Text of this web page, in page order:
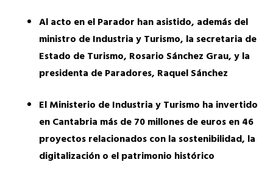
Al acto en el Parador han asistido, además del
ministro de Industria y Turismo, la secretaria de
Estado de Turismo, Rosario Sánchez Grau, y la
presidenta de Paradores, Raquel Sánchez
El Ministerio de Industria y Turismo ha invertido
en Cantabria más de 70 millones de euros en 46
proyectos relacionados con la sostenibilidad, la
digitalización o el patrimonio histórico